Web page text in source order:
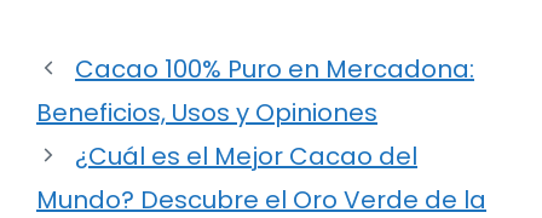
Cacao 100% Puro en Mercadona:
Beneficios, Usos y Opiniones
¿Cuál es el Mejor Cacao del
Mundo? Descubre el Oro Verde de la